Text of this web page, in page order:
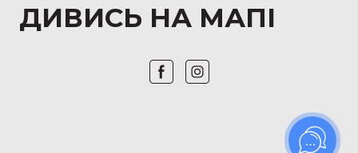
ДИВИСЬ НА МАПІ